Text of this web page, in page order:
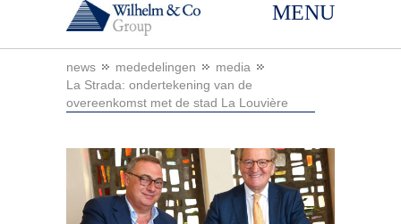
MENU
news mededelingen
media
La Strada: ondertekening van de
overeenkomst met de stad La Louvière